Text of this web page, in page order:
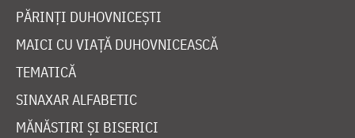
PĂRINȚI DUHOVNICEȘTI
MAICI CU VIAȚĂ DUHOVNICEASCĂ
TEMATICĂ
SINAXAR ALFABETIC
MĂNĂSTIRI ȘI BISERICI